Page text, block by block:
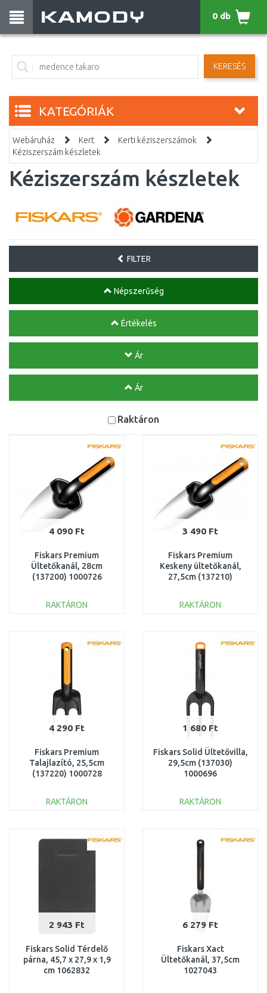
KERESÉS
0 db
KATEGÓRIÁK
Webáruház Kert
Kerti kéziszerszámok
Kéziszerszám készletek
Kéziszerszám készletek
FILTER
Népszerűség
Értékelés
Ár
Ár
Raktáron
4 090 Ft
Fiskars Premium
Ültetőkanál, 28cm
(137200) 1000726
RAKTÁRON
Összehasonlítás
3 490 Ft
Fiskars Premium
Keskeny ültetőkanál,
27,5cm (137210)
RAKTÁRON
Összehasonlítás
4 290 Ft
Fiskars Premium
Talajlazító, 25,5cm
(137220) 1000728
RAKTÁRON
Összehasonlítás
1 680 Ft
Fiskars Solid Ültetővilla,
29,5cm (137030)
1000696
RAKTÁRON
Összehasonlítás
2 943 Ft
Fiskars Solid Térdelő
párna, 45,7 x 27,9 x 1,9
cm 1062832
6 279 Ft
Fiskars Xact
Ültetőkanál, 37,5cm
1027043